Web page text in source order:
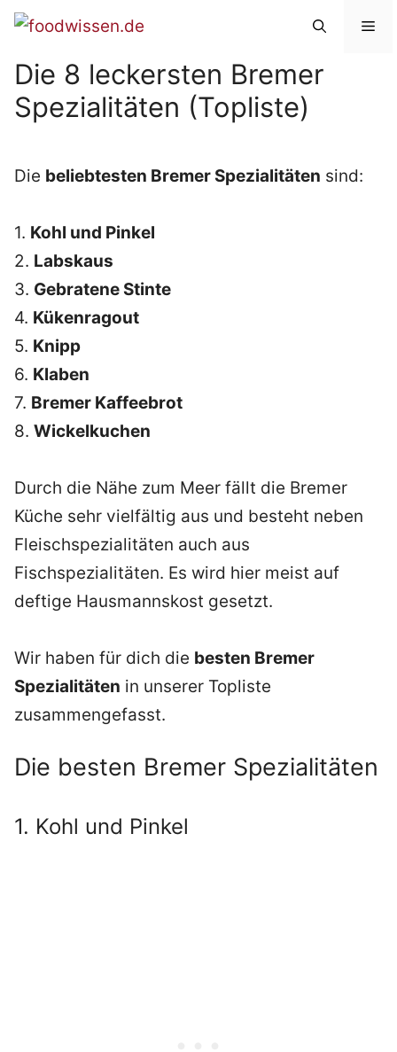
Zum
springen
Die 8 leckersten Bremer
Spezialitäten (Topliste)
Die beliebtesten Bremer Spezialitäten sind:
1. Kohl und Pinkel
2. Labskaus
3. Gebratene Stinte
4. Kükenragout
5. Knipp
6. Klaben
7. Bremer Kaffeebrot
8. Wickelkuchen
Durch die Nähe zum Meer fällt die Bremer
Küche sehr vielfältig aus und besteht neben
Fleischspezialitäten auch aus
Fischspezialitäten. Es wird hier meist auf
deftige Hausmannskost gesetzt.
Wir haben für dich die besten Bremer
Spezialitäten in unserer Topliste
zusammengefasst.
Die besten Bremer Spezialitäten
1. Kohl und Pinkel